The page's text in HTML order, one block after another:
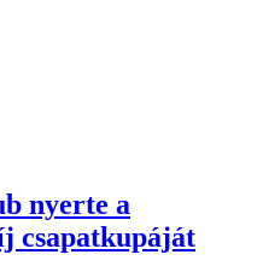
nyerte a
csapatkupáját